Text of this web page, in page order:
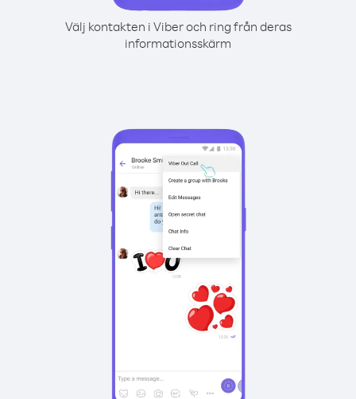
Välj kontakten i Viber och ring från deras
informationsskärm